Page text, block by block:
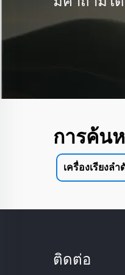
การค้น
เครื่องเรียงลํ
ติดต่อ